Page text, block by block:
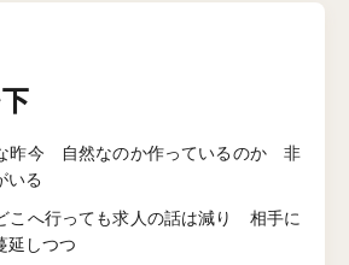
昨今 自然なのか作っているのか 非
いる
へ行っても求人の話は減り 相手に
延しつつ